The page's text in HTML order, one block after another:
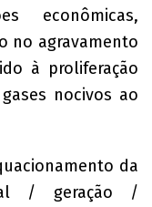
econômicas,
no agravamento
à proliferação
nocivos ao
da
/ geração /